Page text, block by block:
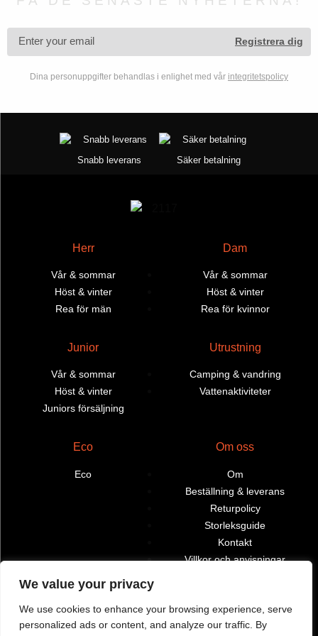
We value your privacy
We use cookies to enhance your browsing experience, serve
personalized ads or content, and analyze our traffic. By
Dina personuppgifter behandlas i enlighet med vår integritetspolicy
Snabb leverans Säker betalning
Herr
Vår & sommar
Höst & vinter
Rea för män
Dam
Vår & sommar
Höst & vinter
Rea för kvinnor
Junior
Vår & sommar
Höst & vinter
Juniors försäljning
Utrustning
Camping & vandring
Vattenaktiviteter
Eco
Eco
Om oss
Om
Beställning & leverans
Returpolicy
Storleksguide
Kontakt
Villkor och anvisningar
Hitta butiker och
Beställningar